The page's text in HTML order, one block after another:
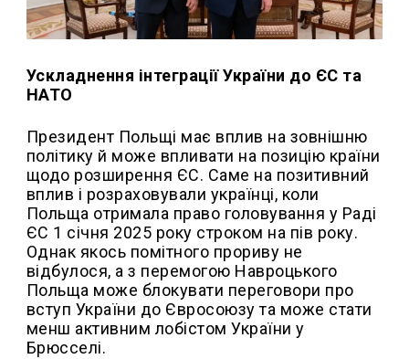
Ускладнення інтеграції України до ЄС та
НАТО
Президент Польщі має вплив на зовнішню
політику й може впливати на позицію країни
щодо розширення ЄС. Саме на позитивний
вплив і розраховували українці, коли
Польща отримала право головування у Раді
ЄС 1 січня 2025 року строком на пів року.
Однак якось помітного прориву не
відбулося, а з перемогою Навроцького
Польща може блокувати переговори про
вступ України до Євросоюзу та може стати
менш активним лобістом України у
Брюсселі.